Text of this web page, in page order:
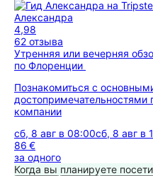
Александра
4,98
62 отзыва
Утренняя или вечерняя
по Флоренции
Познакомиться с
компании
сб, 8 авг в 08:00сб, 8 авг в
86 €
за одного
Когда вы планируете